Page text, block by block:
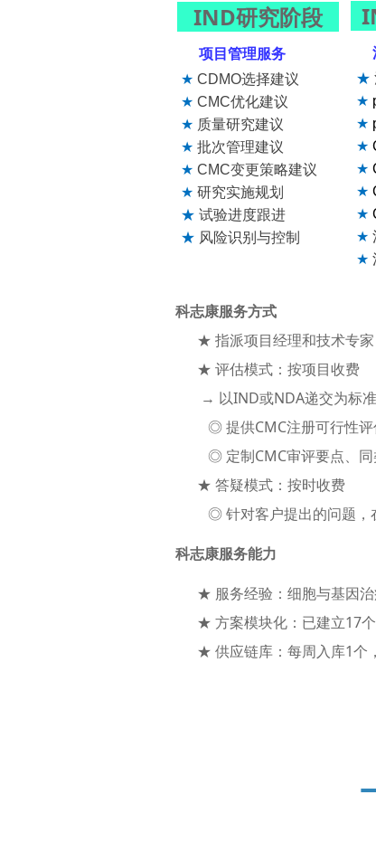
科志康服务方式
★ 指派项目经理和技术专家，
★ 评估模式：按项目收费
→ 以IND或NDA递交为标准，
◎ 提供CMC注册可行性评估
◎ 定制CMC审评要点、同类
★ 答疑模式：按时收费
◎ 针对客户提出的问题，在约
★ 服务经验：细胞与基因治疗药
★ 方案模块化：已建立17个新
★ 供应链库：每周入库1个，已
IND研究阶段
项目管理服务
★ CDMO选择建议
★ CMC优化建议
★ 质量研究建议
★ 批次管理建议
★ CMC变更策略建议
★ 研究实施规划
★ 试验进度跟进
★ 风险识别与控制
★
★
★
★
★
★
★
★
★
科志康服务方式
★ 指派项目经理和技术专家
★ 评估模式：按项目收费
→ 以IND或NDA递交为标准
◎ 提供CMC注册可行性评
◎ 定制CMC审评要点、同
★ 答疑模式：按时收费
◎ 针对客户提出的问题，
科志康服务能力
★ 服务经验：细胞与基因治
★ 方案模块化：已建立17个
★ 供应链库：每周入库1个